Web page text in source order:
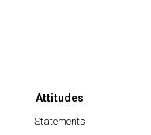
Attitudes
Statements